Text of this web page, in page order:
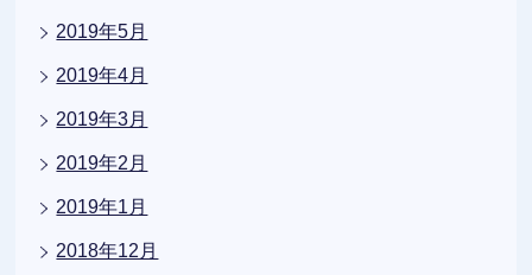
2019年5月
2019年4月
2019年3月
2019年2月
2019年1月
2018年12月